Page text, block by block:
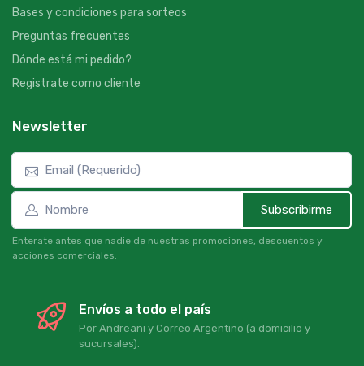
Bases y condiciones para sorteos
Preguntas frecuentes
Dónde está mi pedido?
Registrate como cliente
Newsletter
Subscribirme
Enterate antes que nadie de nuestras promociones, descuentos y
acciones comerciales.
Envíos a todo el país
Por Andreani y Correo Argentino (a domicilio y
sucursales).